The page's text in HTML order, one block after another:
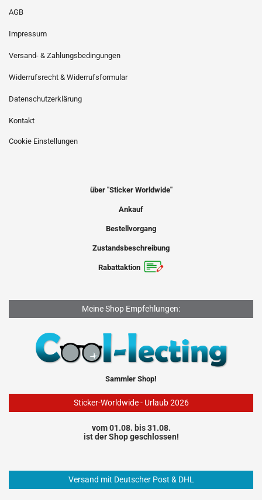
AGB
Impressum
Versand- & Zahlungsbedingungen
Widerrufsrecht & Widerrufsformular
Datenschutzerklärung
Kontakt
Cookie Einstellungen
über "Sticker Worldwide"
Ankauf
Bestellvorgang
Zustandsbeschreibung
Rabattaktion
Meine Shop Empfehlungen:
Sammler Shop!
Sticker-Worldwide - Urlaub 2026
vom 01.08. bis 31.08.
ist der Shop geschlossen!
Versand mit Deutscher Post & DHL